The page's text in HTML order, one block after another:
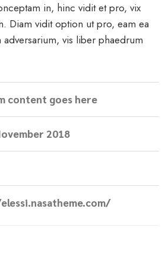
in, hinc vidit et pro, vix
Diam vidit option ut pro, eam ea
vis liber phaedrum
content goes here
2018